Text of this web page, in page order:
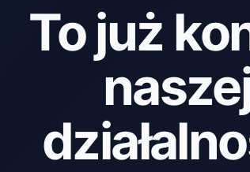
To już